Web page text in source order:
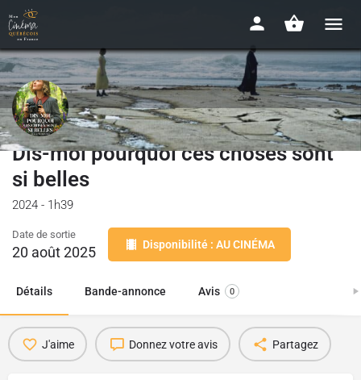
Dis-moi pourquoi ces choses sont
si belles
2024 - 1h39
Date de sortie
20 août 2025 Disponibilité : AU CINÉMA
Détails Bande-annonce Avis 0
J'aime Donnez votre avis Partagez